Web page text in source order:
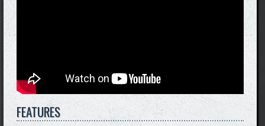
FEATURES